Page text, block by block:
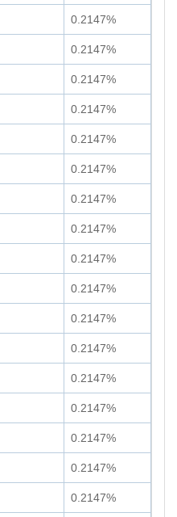
0.2147%
0.2147%
0.2147%
0.2147%
0.2147%
0.2147%
0.2147%
0.2147%
0.2147%
0.2147%
0.2147%
0.2147%
0.2147%
0.2147%
0.2147%
0.2147%
0.2147%